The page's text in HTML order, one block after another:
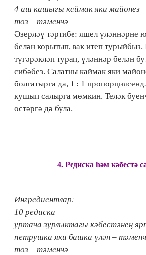
4 аш кашыгы каймак яки майонез
тоз – тәменчә
Әзерләү тәртибе: яшел үләннәрне
белән корытып, вак итеп турыйбыз.
түгәрәкләп турап, үләннәр белән
сибәбез. Салатны каймак яки
болгатырга да, 1 : 1
кушып салырга мөмкин. Теләк
өстәргә дә була.
4.​ Редиска һәм кәбестә
Ингредиентлар:
10 редиска
уртача зурлыктагы кәбестәнең
петрушка яки башка үлән –
тоз – тәменчә